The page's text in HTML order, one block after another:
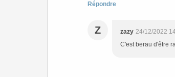
Répondre
Z zazy 24/12/2022
C'est berau d'être